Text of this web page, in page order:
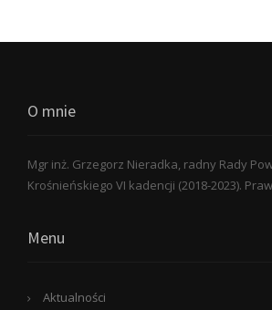
O mnie
Mgr inż. Grzegorz Nieradka, radny Rady
Krośnieńskiego VI kadencji (2018-2023).
Menu
Aktualności